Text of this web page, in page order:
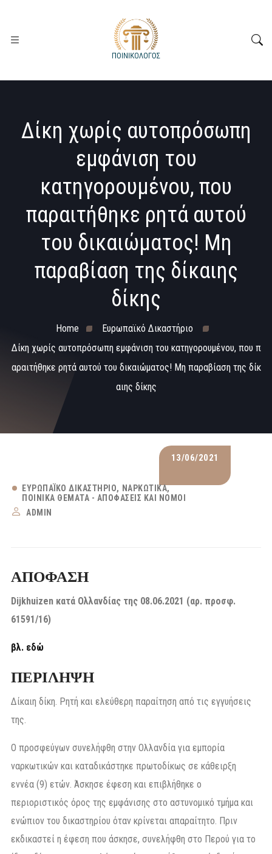
Δίκη χωρίς αυτοπρόσωπη
εμφάνιση του
κατηγορουμένου, που
παραιτήθηκε ρητά αυτού
του δικαιώματος! Μη
παραβίαση της δίκαιης
δίκης
Home
Ευρωπαϊκό Δικαστήριο
Δίκη χωρίς αυτοπρόσωπη εμφάνιση του κατηγορουμένου, που π
αραιτήθηκε ρητά αυτού του δικαιώματος! Μη παραβίαση της δίκ
αιης δίκης
13/06/2021
ΕΥΡΩΠΑΪΚΌ ΔΙΚΑΣΤΉΡΙΟ
ΝΑΡΚΩΤΙΚΆ
ΠΟΙΝΙΚΆ ΘΈΜΑΤΑ - ΑΠΟΦΆΣΕΙΣ ΚΑΙ ΝΌΜΟΙ
ADMIN
ΑΠΟΦΑΣΗ
Dijkhuizen κατά Ολλανδίας της 08.06.2021 (αρ. προσφ.
61591/16)
βλ. εδώ
ΠΕΡΙΛΗΨΗ
Δίκαιη δίκη. Ρητή και ελεύθερη παραίτηση από τις εγγυήσεις
της.
Ο προσφεύγων συνελήφθη στην Ολλανδία για εμπορία
ναρκωτικών και καταδικάστηκε πρωτοδίκως σε κάθειρξη
εννέα (9) ετών. Άσκησε έφεση και επιβλήθηκε ο
περιοριστικός όρος της εμφάνισης στο αστυνομικό τμήμα και
ενώπιον του δικαστηρίου όταν κρίνεται απαραίτητο. Πριν
εκδικαστεί η έφεση που άσκησε, συνελήφθη στο Περού για το